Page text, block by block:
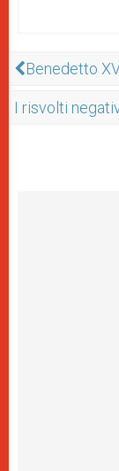
Benedetto
I risvolti